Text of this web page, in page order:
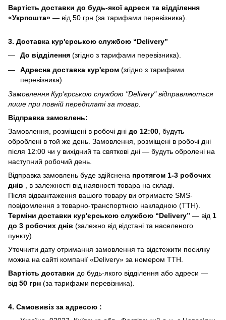
Вартість доставки до будь-якої адреси та відділення
«Укрпошта» — від 50 грн (за тарифами перевізника).
3. Доставка кур'єрською службою “Delivery”
До відділення (згідно з тарифами перевізника).
Адресна доставка кур'єром (згідно з тарифами
перевізника)
Замовлення Кур'єрською службою "Delivery" відправляються
лише при повній передплаті за товар.
Відправка замовлень:
Замовлення, розміщені в робочі дні до 12:00 , будуть
оброблені в той же день. Замовлення, розміщені в робочі дні
після 12:00 чи у вихідний та святкові дні — будуть обролені на
наступний робочий день.
Відправка замовлень буде здійснена протягом 1-3 робочих
днів , в залежності від наявності товара на складі.
Після відвантаження вашого товару ви отримаєте SMS-
повідомлення з товарно-транспортною накладною (ТТН).
Терміни доставки кур'єрською службою “Delivery” — від 1
до 3 робочих днів (залежно від відстані та населеного
пункту).
Уточнити дату отримання замовлення та відстежити посилку
можна на сайті компанії «Delivery» за номером ТТН.
Вартість доставки до будь-якого відділення або адреси —
від 50 грн (за тарифами перевізника).
4. Самовивіз за адресою :